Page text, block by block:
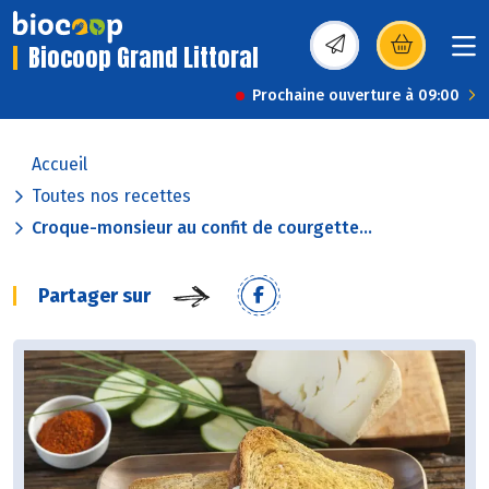
Biocoop Grand Littoral (s’ouvre dans une
Prochaine ouverture à 09:00
Accueil
Toutes nos recettes
Croque-monsieur au confit de courgette...
Partager sur